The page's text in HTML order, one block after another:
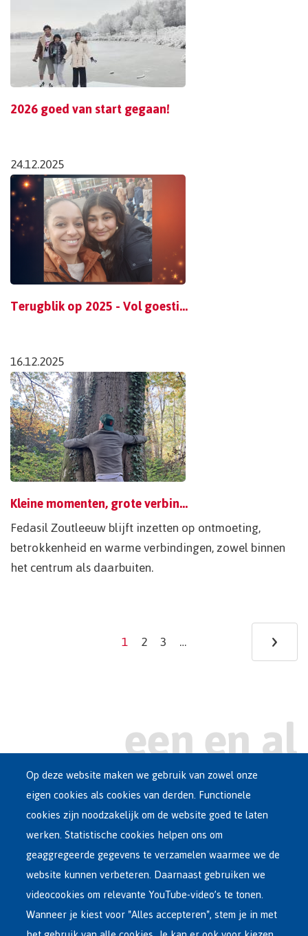
2026 goed van start gegaan!
24.12.2025
Terugblik op 2025 - Vol goesting voor 2026 !
16.12.2025
Kleine momenten, grote verbinding
Fedasil Zoutleeuw blijft inzetten op ontmoeting,
betrokkenheid en warme verbindingen, zowel binnen
het centrum als daarbuiten.
Current
1 Page
2 Page
3 … ›
Main
Dutch
Menu
ASIEL IN BELGIË
OPVANGNETWERK
VRIJWILLIGE TERUGKEER
INTERNATIONAAL
Op deze website maken we gebruik van zowel onze
eigen cookies als cookies van derden. Functionele
cookies zijn noodzakelijk om de website goed te laten
werken. Statistische cookies helpen ons om
geaggregeerde gegevens te verzamelen waarmee we de
website kunnen verbeteren. Daarnaast gebruiken we
videocookies om relevante YouTube-video’s te tonen.
Wanneer je kiest voor "Alles accepteren", stem je in met